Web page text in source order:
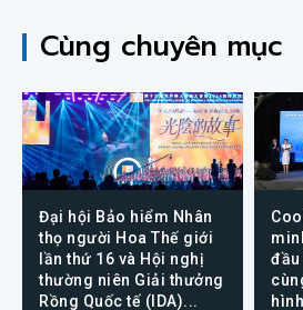
Cùng chuyên mục
Đại hội Bảo hiểm Nhân
thọ người Hoa Thế giới
lần thứ 16 và Hội nghị
thường niên Giải thưởng
Rồng Quốc tế (IDA)...